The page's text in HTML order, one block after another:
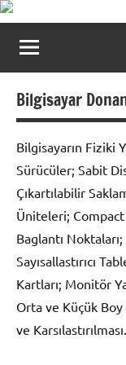
İçeriğe
Doç.
Dr.
Aykut
GÜVEN-
World's
top
2%
scientists
2025
Web
Sitesi
Bilgisayar
Bilgisayarın Fiziki
Sürücüler; Sabit
Çıkartılabilir
Üniteleri;
Baglantı
Sayısallastırıcı
Kartları; Monitör
Orta ve Küçük Boy
ve Karsılastırılması.